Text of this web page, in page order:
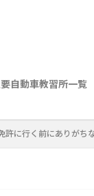
自動車教習所一覧
許に行く前にありがち